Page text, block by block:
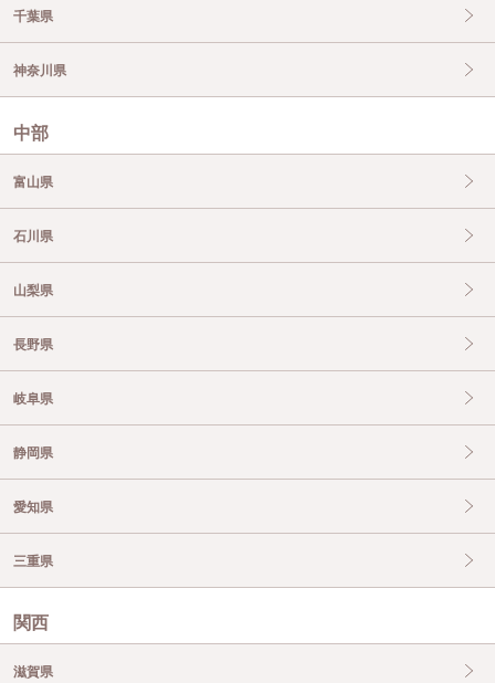
千葉県
神奈川県
中部
富山県
石川県
山梨県
長野県
岐阜県
静岡県
愛知県
三重県
関西
滋賀県